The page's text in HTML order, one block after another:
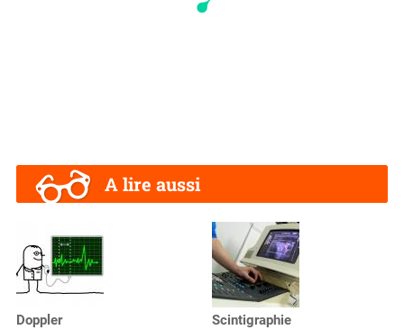
A lire aussi
Doppler Scintigraphie